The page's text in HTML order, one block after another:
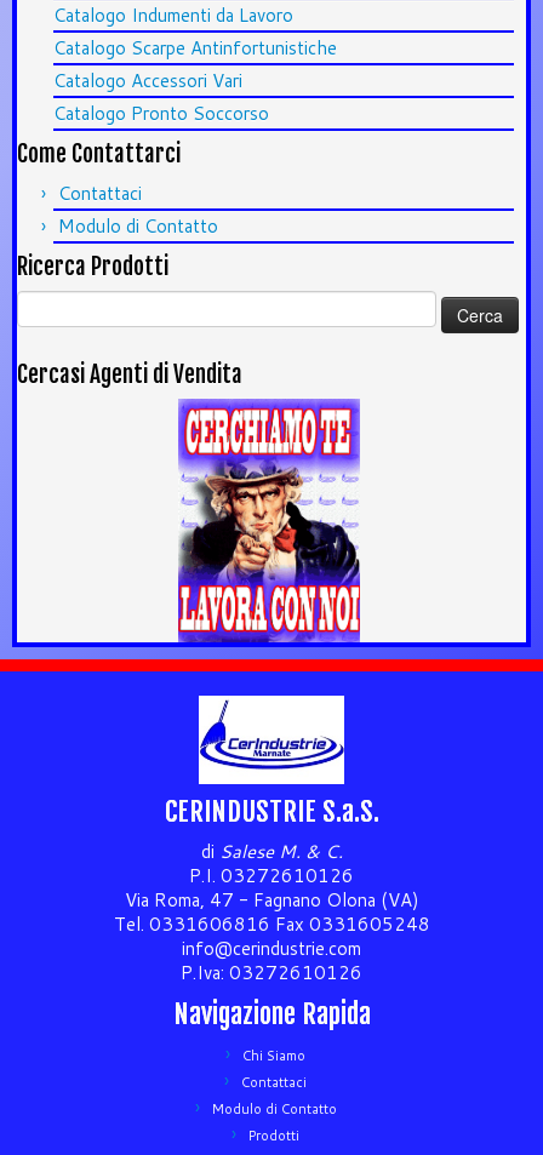
Catalogo Indumenti da Lavoro
Catalogo Scarpe Antinfortunistiche
Catalogo Accessori Vari
Catalogo Pronto Soccorso
Come Contattarci
Contattaci
Modulo di Contatto
Ricerca Prodotti
Ricerca
per:
Cercasi Agenti di Vendita
CERINDUSTRIE S.a.S.
di Salese M. & C.
P.I. 03272610126
Via Roma, 47 - Fagnano Olona (VA)
Tel. 0331606816 Fax 0331605248
info@cerindustrie.com
P.Iva: 03272610126
Navigazione Rapida
Chi Siamo
Contattaci
Modulo di Contatto
Prodotti